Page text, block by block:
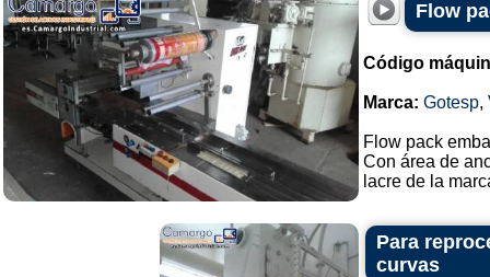
Flow
Código
Marca: Gotesp,
Flow pack
Con área de
lacre de la
Para
curvas